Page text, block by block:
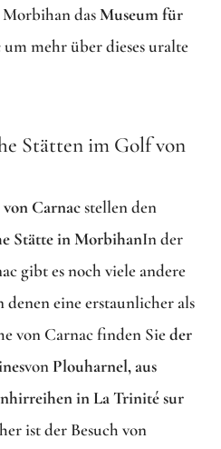
Morbihan dasMuseum für
um mehr über dieses uralte
Stätten im Golf von
Carnacstellen den
Stätte in MorbihanIn der
gibt es noch viele andere
eine erstaunlicher als
von Carnac finden Sieder
von Plouharnel, aus
in La Trinité sur
ist der Besuch von